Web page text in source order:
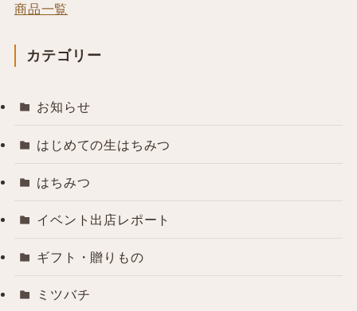
商品一覧
カテゴリー
お知らせ
はじめての生はちみつ
はちみつ
イベント出店レポート
ギフト・贈りもの
ミツバチ